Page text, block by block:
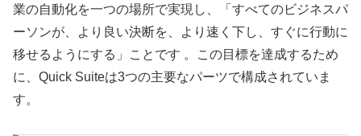
業の自動化を一つの場所で実現し、「すべてのビジネスパ
ーソンが、より良い決断を、より速く下し、すぐに行動に
移せるようにする」ことです 。この目標を達成するため
に、Quick Suiteは3つの主要なパーツで構成されていま
す。